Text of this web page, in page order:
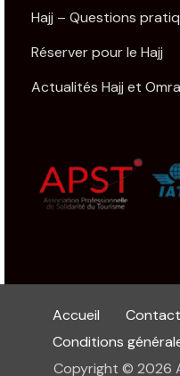
Hajj – Questions
Réserver pour le Hajj
Actualités Hajj et Omra
Accueil Contact
Conditions
Copyright © 2026